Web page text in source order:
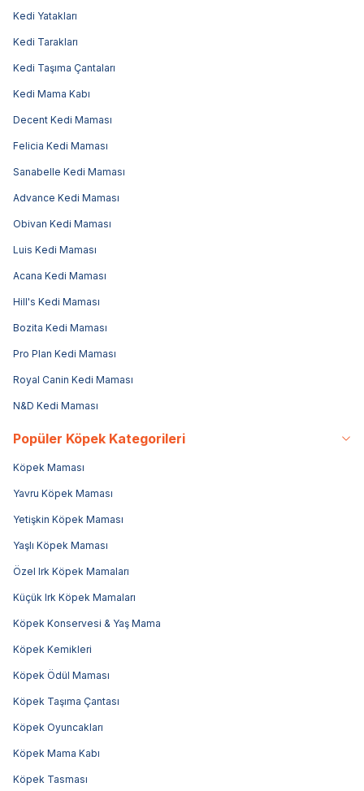
Kedi Yatakları
Kedi Tarakları
Kedi Taşıma Çantaları
Kedi Mama Kabı
Decent Kedi Maması
Felicia Kedi Maması
Sanabelle Kedi Maması
Advance Kedi Maması
Obivan Kedi Maması
Luis Kedi Maması
Acana Kedi Maması
Hill's Kedi Maması
Bozita Kedi Maması
Pro Plan Kedi Maması
Royal Canin Kedi Maması
N&D Kedi Maması
Popüler Köpek Kategorileri
Köpek Maması
Yavru Köpek Maması
Yetişkin Köpek Maması
Yaşlı Köpek Maması
Özel Irk Köpek Mamaları
Küçük Irk Köpek Mamaları
Köpek Konservesi & Yaş Mama
Köpek Kemikleri
Köpek Ödül Maması
Köpek Taşıma Çantası
Köpek Oyuncakları
Köpek Mama Kabı
Köpek Tasması